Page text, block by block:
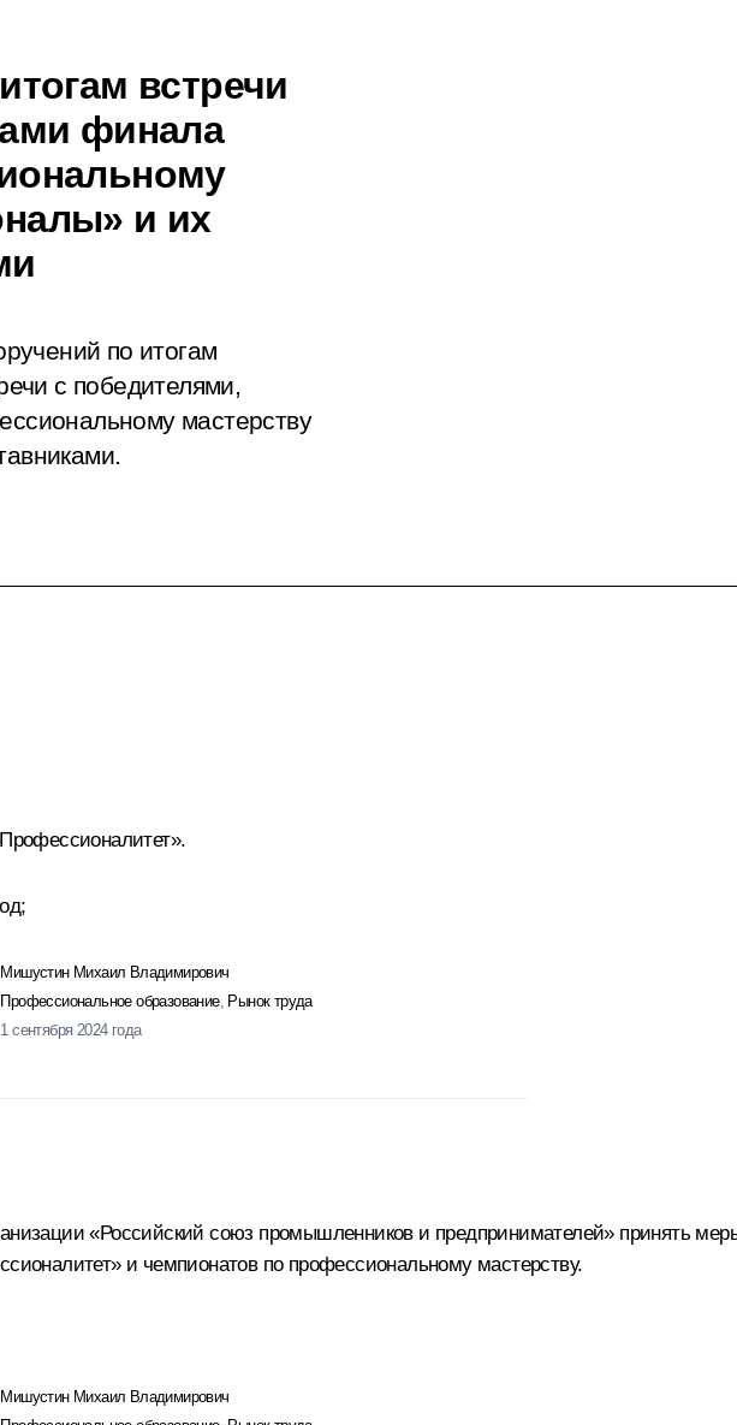
встречи
финала
и их
по итогам
с победителями,
мастерству
Мишустин Михаил Владимирович
Профессиональное образование, Рынок труда
1 сентября 2024 года
«Российский союз промышленников и предпринимателей» принять
и чемпионатов по профессиональному мастерству.
Мишустин Михаил Владимирович